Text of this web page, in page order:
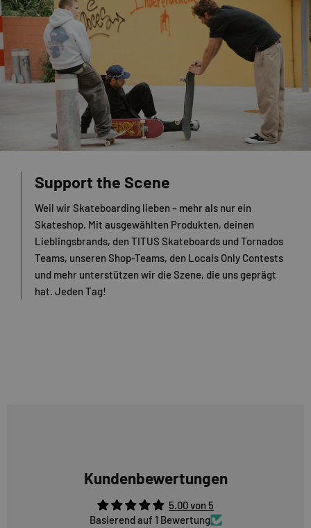
Support the Scene
Weil wir Skateboarding lieben – mehr als nur ein
Skateshop. Mit ausgewählten Produkten, deinen
Lieblingsbrands, den TITUS Skateboards und Tornados
Teams, unseren Shop-Teams, den Locals Only Contests
und mehr unterstützen wir die Szene, die uns geprägt
hat. Jeden Tag!
Kundenbewertungen
5.00 von 5
Basierend auf 1 Bewertung